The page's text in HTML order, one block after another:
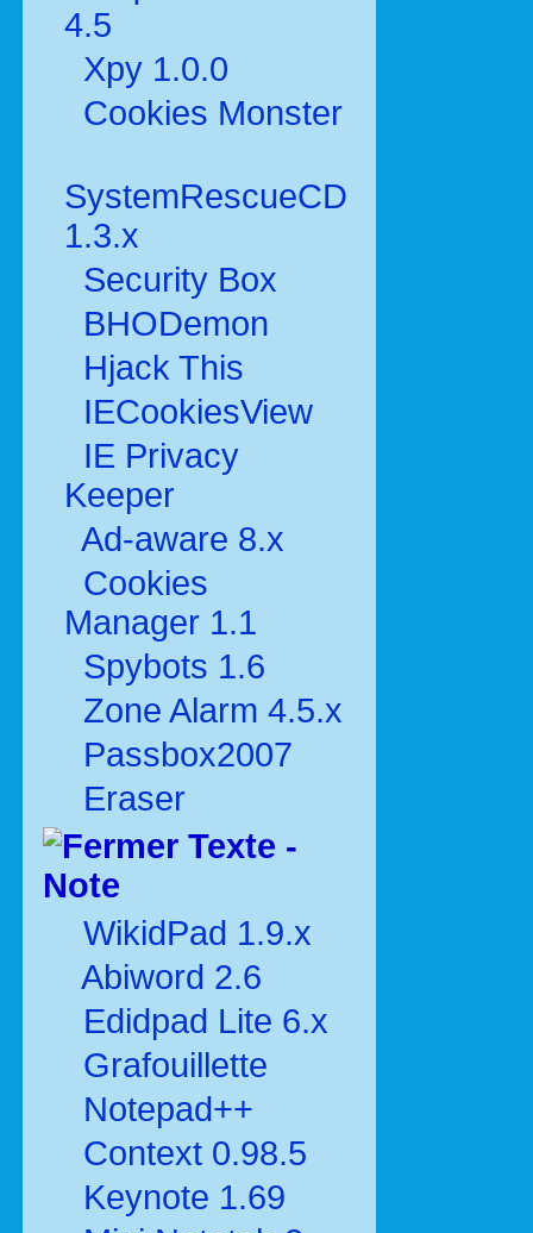
4.5
Xpy 1.0.0
Cookies Monster
SystemRescueCD
1.3.x
Security Box
BHODemon
Hjack This
IECookiesView
IE Privacy
Keeper
Ad-aware 8.x
Cookies
Manager 1.1
Spybots 1.6
Zone Alarm 4.5.x
Passbox2007
Eraser
Texte -
Note
WikidPad 1.9.x
Abiword 2.6
Edidpad Lite 6.x
Grafouillette
Notepad++
Context 0.98.5
Keynote 1.69